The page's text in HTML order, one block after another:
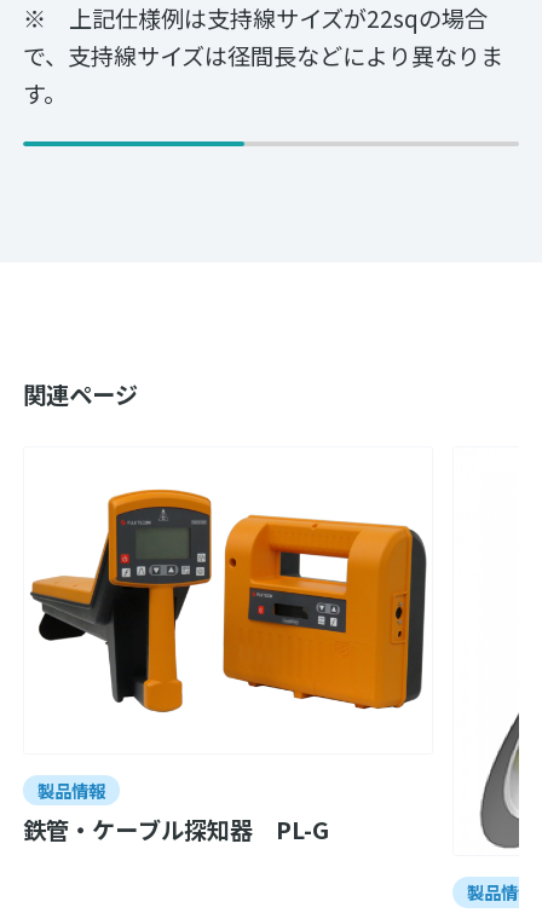
※ 上記仕様例は支持線サイズが22sqの場合
で、支持線サイズは径間長などにより異なりま
す。
関連ページ
製品情報
鉄管・ケーブル探知器 PL-G
製品情報